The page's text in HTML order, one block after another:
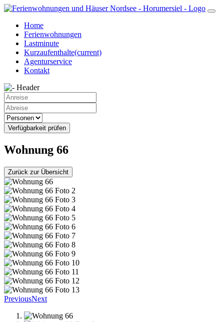
Home
Ferienwohnungen
Lastminute
Kurzaufenthalte(current)
Agenturservice
Kontakt
Verfügbarkeit prüfen
Wohnung 66
Zurück zur Übersicht
PreviousNext